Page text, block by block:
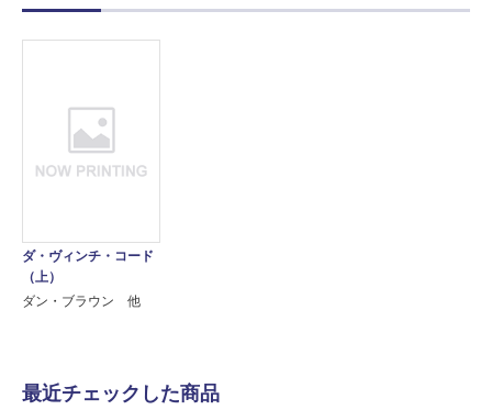
ダ・ヴィンチ・コード
（上）
ダン・ブラウン 他
最近チェックした商品